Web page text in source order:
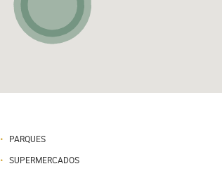
PARQUES
SUPERMERCADOS